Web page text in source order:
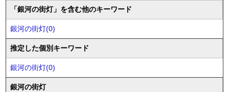
「銀河の街灯」を含む他のキーワード
銀河の街灯(0)
推定した個別キーワード
銀河の街灯(0)
銀河の街灯